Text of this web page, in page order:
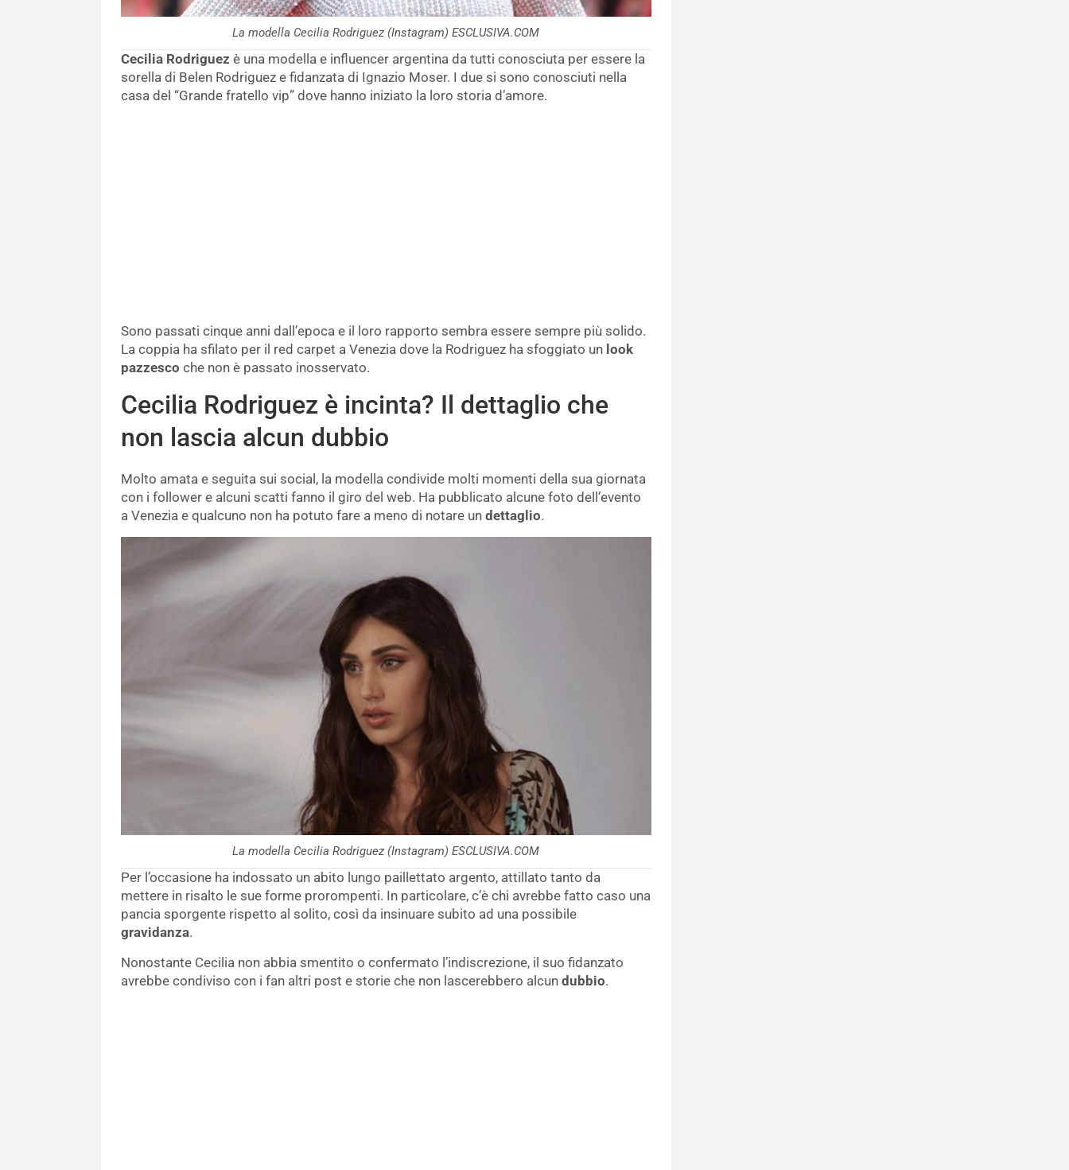
La modella Cecilia Rodriguez (Instagram) ESCLUSIVA.COM
Cecilia Rodriguez è una modella e influencer argentina da tutti conosciuta per essere la
sorella di Belen Rodriguez e fidanzata di Ignazio Moser. I due si sono conosciuti nella
casa del “Grande fratello vip” dove hanno iniziato la loro storia d’amore.
Sono passati cinque anni dall’epoca e il loro rapporto sembra essere sempre più solido.
La coppia ha sfilato per il red carpet a Venezia dove la Rodriguez ha sfoggiato un look
pazzesco che non è passato inosservato.
Cecilia Rodriguez è incinta? Il dettaglio che
non lascia alcun dubbio
Molto amata e seguita sui social, la modella condivide molti momenti della sua giornata
con i follower e alcuni scatti fanno il giro del web. Ha pubblicato alcune foto dell’evento
a Venezia e qualcuno non ha potuto fare a meno di notare un dettaglio.
La modella Cecilia Rodriguez (Instagram) ESCLUSIVA.COM
Per l’occasione ha indossato un abito lungo paillettato argento, attillato tanto da
mettere in risalto le sue forme prorompenti. In particolare, c’è chi avrebbe fatto caso una
pancia sporgente rispetto al solito, così da insinuare subito ad una possibile
gravidanza.
Nonostante Cecilia non abbia smentito o confermato l’indiscrezione, il suo fidanzato
avrebbe condiviso con i fan altri post e storie che non lascerebbero alcun dubbio.